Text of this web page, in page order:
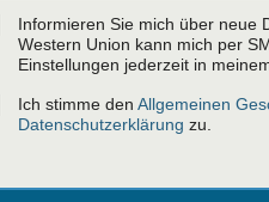
Informieren Sie mich über neue
Western Union kann mich per
Einstellungen jederzeit in
Ich stimme den Allgemeinen
Datenschutzerklärung zu.